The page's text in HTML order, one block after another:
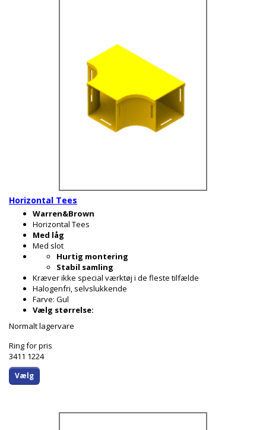
Horizontal Tees
Warren&Brown
Horizontal Tees
Med låg
Med slot
Hurtig montering
Stabil samling
Kræver ikke special værktøj i de fleste tilfælde
Halogenfri, selvslukkende
Farve: Gul
Vælg størrelse:
Normalt lagervare
Ring for pris
3411 1224
Vælg